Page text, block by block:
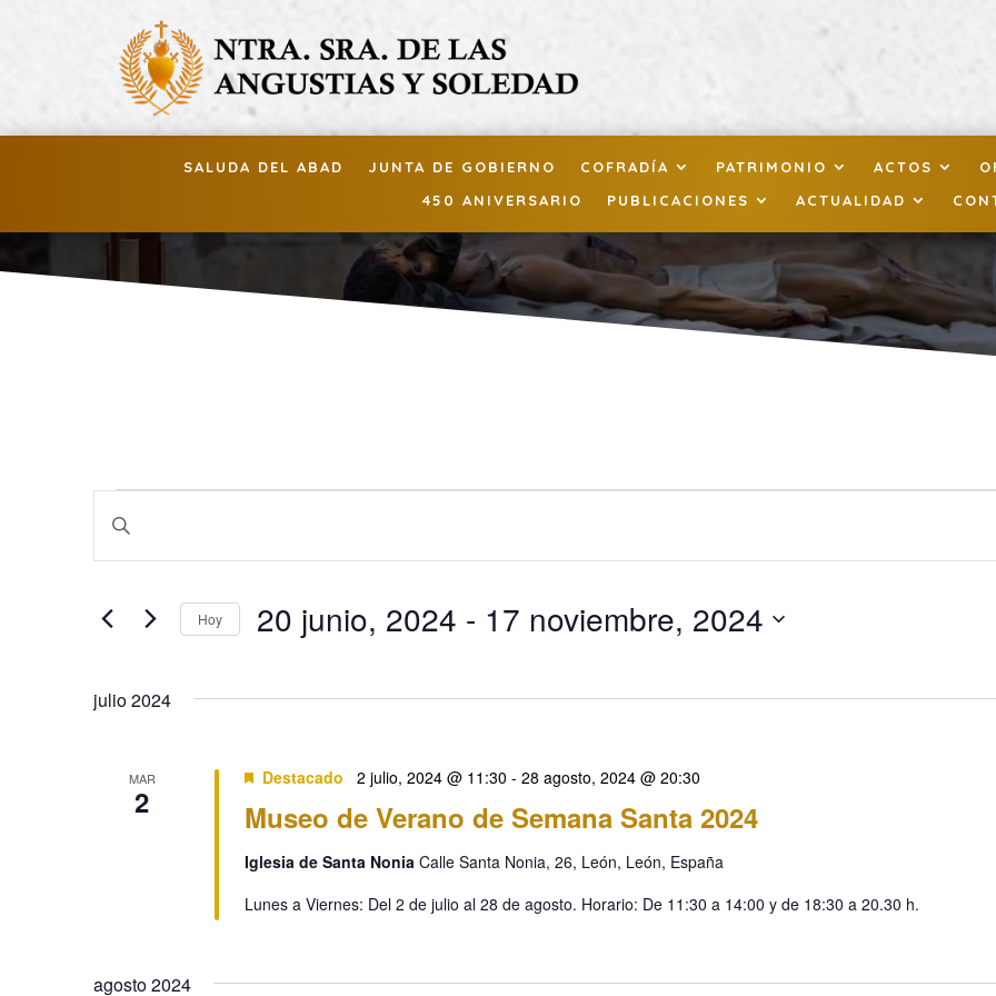
SALUDA DEL ABAD JUNTA DE GOBIERNO COFRADÍA PATRIMONIO ACTOS
450 ANIVERSARIO
PUBLICACIONES ACTUALIDAD
Eventos
Navegación
de
búsqueda
Introduce
clave.
para
clave.
Hoy 20 junio, 2024 - 17 noviembre, 2024
julio 2024
MAR
2 Museo de Verano de Semana Santa 2024
Destacado 2 julio, 2024 @ 11:30 - 28 agosto, 2024 @ 20:30
Iglesia de Santa Nonia Calle Santa Nonia, 26, León, León, España
Lunes a Viernes: Del 2 de julio al 28 de agosto. Horario: De 11:30 a 14:00 y de 18:30 a 20.30 h.
agosto 2024